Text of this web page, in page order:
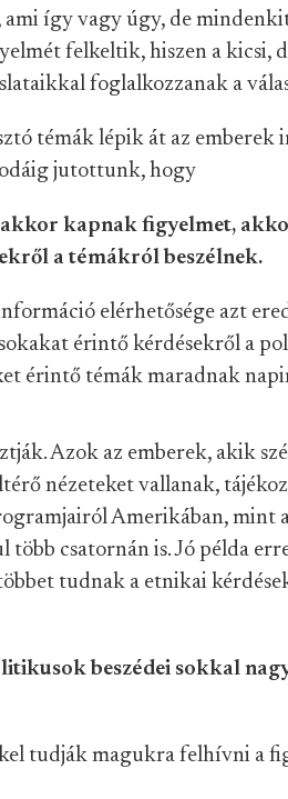
így vagy úgy, de
felkeltik, hiszen a kicsi,
foglalkozzanak a
témák lépik át az emberek
jutottunk, hogy
kapnak figyelmet,
a témákról beszélnek.
elérhetősége azt
érintő kérdésekről a
érintő témák maradnak
Azok az emberek, akik
nézeteket vallanak,
Amerikában, mint
több csatornán is. Jó példa
tudnak a etnikai
beszédei sokkal
tudják magukra felhívni a